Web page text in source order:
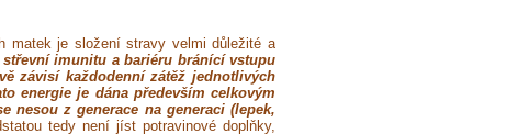
matek je složení stravy velmi důležité a
imunitu a bariéru bránící vstupu
závisí každodenní zátěž jednotlivých
energie je dána především celkovým
nesou z generace na generaci (lepek,
tedy není jíst potravinové doplňky,